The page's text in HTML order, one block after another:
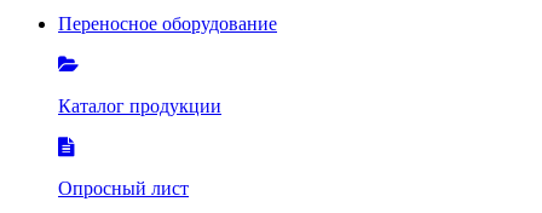
Переносное оборудование
Каталог продукции
Опросный лист